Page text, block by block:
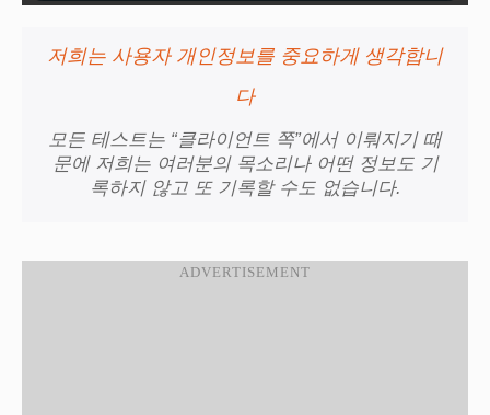
저희는 사용자 개인정보를 중요하게 생각합니
다
모든 테스트는 “클라이언트 쪽”에서 이뤄지기 때
문에 저희는 여러분의 목소리나 어떤 정보도 기
록하지 않고 또 기록할 수도 없습니다.